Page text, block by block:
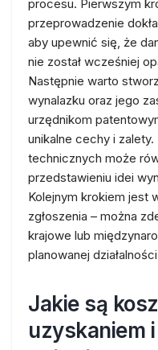
procesu. Pierwszym
przeprowadzenie
aby upewnić się, że
nie został wcześniej
Następnie warto
wynalazku oraz jego
urzędnikom
unikalne cechy i
technicznych może
przedstawieniu idei
Kolejnym krokiem jest
zgłoszenia – można
krajowe lub
planowanej
Jakie są
uzyskaniem